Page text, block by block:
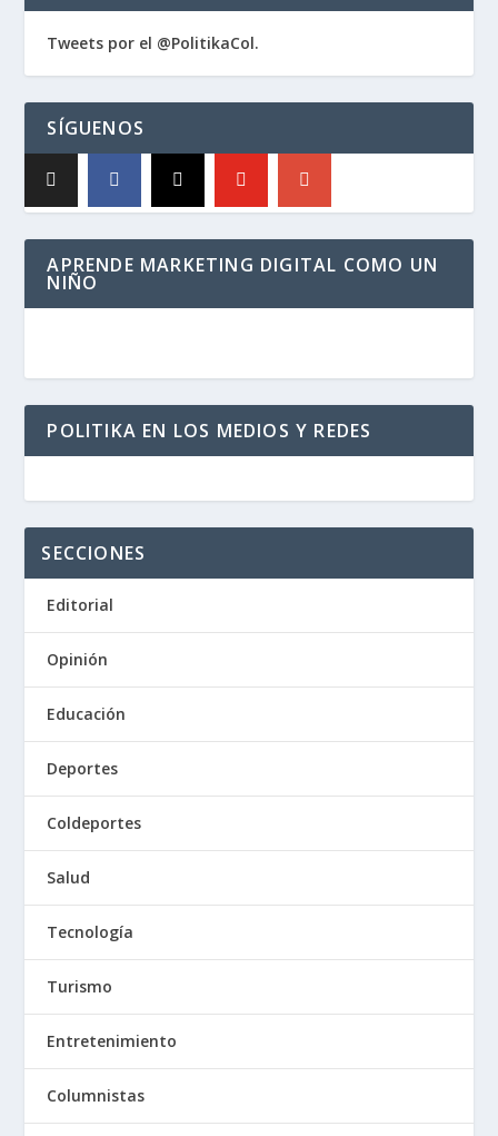
Tweets por el @PolitikaCol.
SÍGUENOS
APRENDE MARKETING DIGITAL COMO UN
NIÑO
POLITIKA EN LOS MEDIOS Y REDES
SECCIONES
Editorial
Opinión
Educación
Deportes
Coldeportes
Salud
Tecnología
Turismo
Entretenimiento
Columnistas